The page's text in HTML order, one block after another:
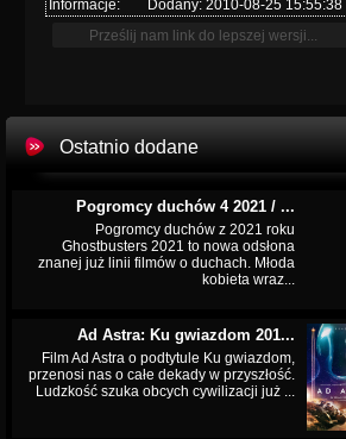
Informacje: Dodany: 2010-08-25 15:55:38
Ostatnio dodane
Pogromcy duchów 4 2021 / ...
Pogromcy duchów z 2021 roku
Ghostbusters 2021 to nowa odsłona
znanej już linii filmów o duchach. Młoda
kobieta wraz...
Ad Astra: Ku gwiazdom 201...
Film Ad Astra o podtytule Ku gwiazdom,
przenosi nas o całe dekady w przyszłość.
Ludzkość szuka obcych cywilizacji już ...